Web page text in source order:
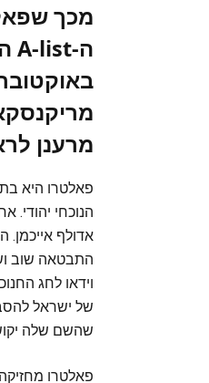
מכך
מרענן
פאלטרו היא
וידאו לחג
של ישראל
שהשם שלה
פאלטרו